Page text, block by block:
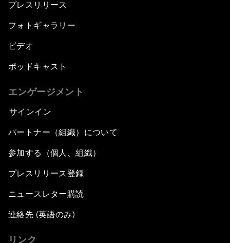
プレスリリース
フォトギャラリー
ビデオ
ポッドキャスト
エンゲージメント
サインイン
パートナー（組織）について
参加する（個人、組織）
プレスリリース登録
ニュースレター購読
連絡先 (英語のみ)
リンク